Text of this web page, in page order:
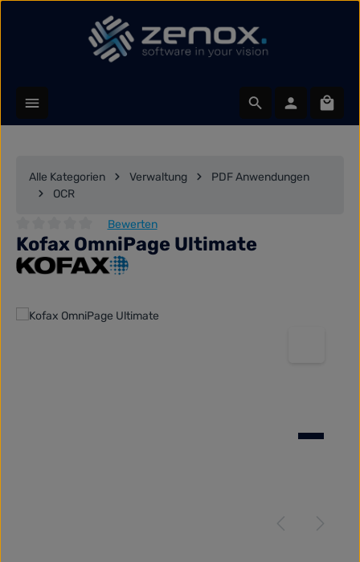
Zum Hauptinhalt springen
Alle Kategorien Verwaltung
PDF Anwendungen
OCR
Durchschnittliche Bewertung von 0 von 5 Sternen
Bewerten
Kofax OmniPage Ultimate
Bildergalerie überspringen